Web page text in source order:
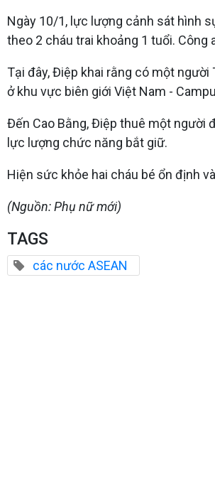
Ngày 10/1, lực lượng cảnh sát hình
theo 2 cháu trai khoảng 1 tuổi.
Tại đây, Điệp khai rằng có một người
ở khu vực biên giới Việt Nam -
Đến Cao Bằng, Điệp thuê một người
lực lượng chức năng bắt giữ.
Hiện sức khỏe hai cháu bé ổn định
(Nguồn: Phụ nữ mới)
TAGS
các nước ASEAN